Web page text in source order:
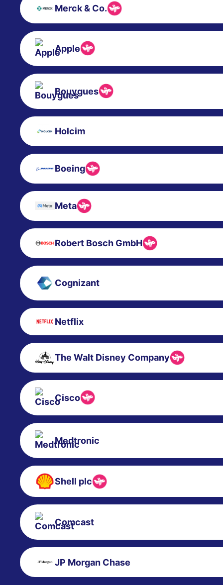
Merck & Co.
Apple
Bouygues
Holcim
Boeing
Meta
Robert Bosch GmbH
Cognizant
Netflix
The Walt Disney Company
Cisco
Medtronic
Shell plc
Comcast
JP Morgan Chase